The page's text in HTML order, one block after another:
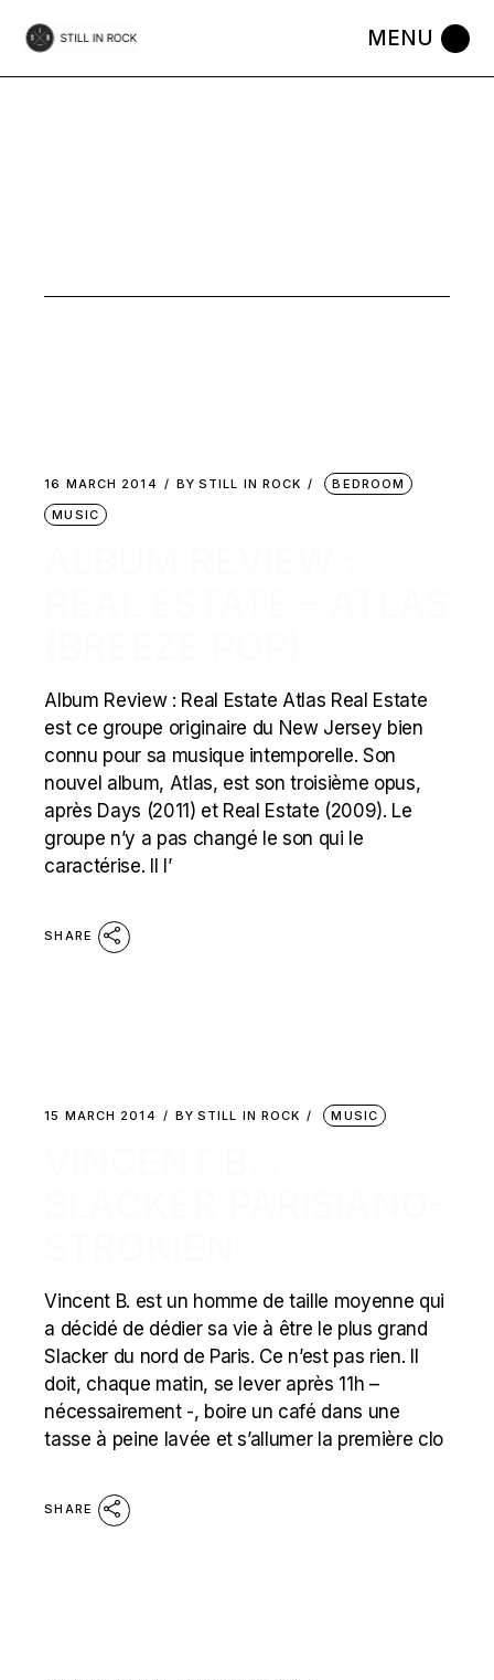
the
16 MARCH 2014 BY STILL IN ROCK
BEDROOM
MUSIC
Album Review : Real Estate Atlas Real Estate
est ce groupe originaire du New Jersey bien
connu pour sa musique intemporelle. Son
nouvel album, Atlas, est son troisième opus,
après Days (2011) et Real Estate (2009). Le
groupe n’y a pas changé le son qui le
caractérise. Il l’
SHARE
15 MARCH 2014 BY STILL IN ROCK MUSIC
Vincent B. est un homme de taille moyenne qui
a décidé de dédier sa vie à être le plus grand
Slacker du nord de Paris. Ce n’est pas rien. Il
doit, chaque matin, se lever après 11h –
nécessairement -, boire un café dans une
tasse à peine lavée et s’allumer la première clo
SHARE